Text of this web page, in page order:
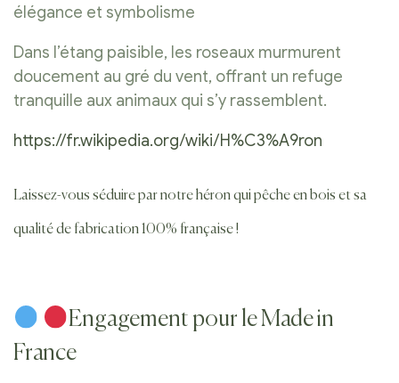
élégance et symbolisme
Dans l’étang paisible, les roseaux murmurent
doucement au gré du vent, offrant un refuge
tranquille aux animaux qui s’y rassemblent.
https://fr.wikipedia.org/wiki/H%C3%A9ron
Laissez-vous séduire par notre héron qui pêche en bois et sa
qualité de fabrication 100% française !
Engagement pour le Made in
France